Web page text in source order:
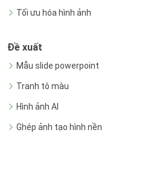
Tối ưu hóa hình ảnh
Đề xuất
Mẫu slide powerpoint
Tranh tô màu
Hình ảnh AI
Ghép ảnh tạo hình nền